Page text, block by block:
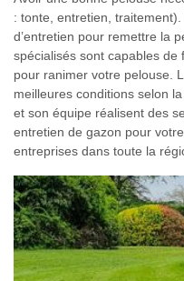
: tonte, entretien,
d’entretien pour remettre la
spécialisés sont capables
pour ranimer votre pelouse.
meilleures conditions selon
et son équipe réalisent des
entretien de gazon pour
entreprises dans toute la